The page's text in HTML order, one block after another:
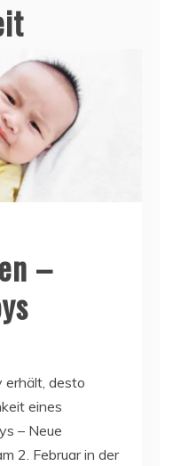
–
erhält, desto
eines
– Neue
2. Februar in der